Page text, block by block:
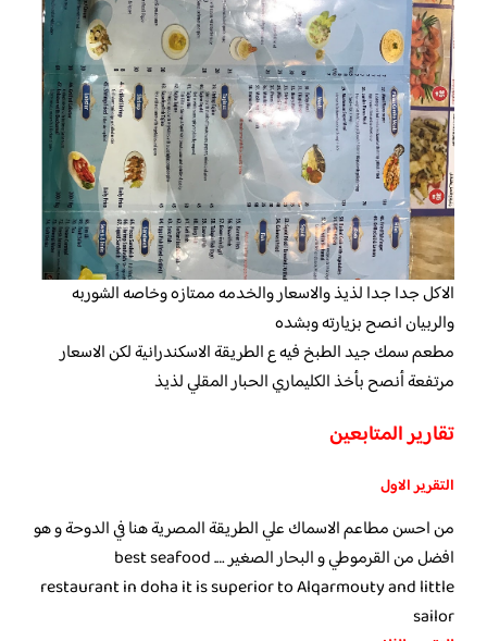
الاكل جدا جدا لذيذ والاسعار والخدمه ممتازه وخاصه الشوربه
والربيان انصح بزيارته وبشده
مطعم سمك جيد الطبخ فيه ع الطريقة الاسكندرانية لكن الاسعار
مرتفعة أنصح بأخذ الكليماري الحبار المقلي لذيذ
تقارير المتابعين
التقرير الاول
من احسن مطاعم الاسماك علي الطريقة المصرية هنا في الدوحة و هو
افضل من القرموطي و البحار الصغير …. best seafood
restaurant in doha it is superior to Alqarmouty and little
sailor